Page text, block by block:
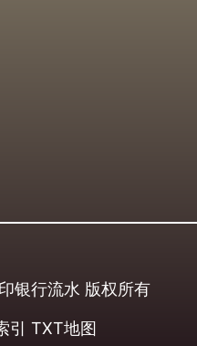
银行流水 版权所有
引 TXT地图